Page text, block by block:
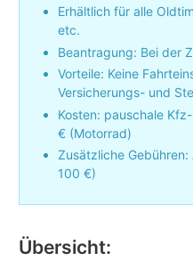
Erhältlich für alle
etc.
Beantragung: Bei der
Vorteile: Keine
Versicherungs- und
Kosten: pauschale
€ (Motorrad)
Zusätzliche
100 €)
Übersicht: